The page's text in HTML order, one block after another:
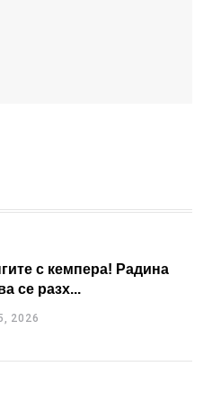
с кемпера! Радина
се разх...
2026